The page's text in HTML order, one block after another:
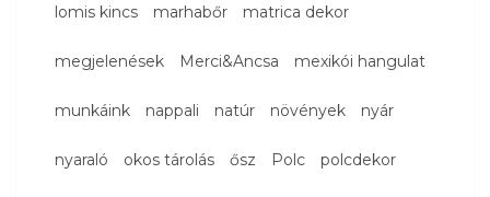
lomis kincs marhabőr matrica dekor
megjelenések Merci&Ancsa mexikói hangulat
munkáink nappali natúr növények nyár
nyaraló okos tárolás ősz Polc polcdekor